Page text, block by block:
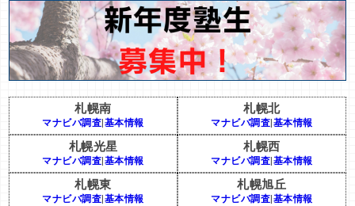
札幌南
マナビバ調査 基本情報
札幌北
マナビバ調査 基本情報
札幌光星
マナビバ調査 基本情報
札幌西
マナビバ調査 基本情報
札幌東
マナビバ調査 基本情報
札幌旭丘
マナビバ調査 基本情報